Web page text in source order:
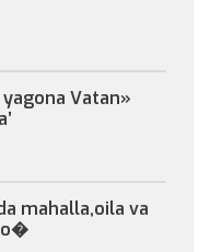
Vatan»
mahalla,oila va
o�